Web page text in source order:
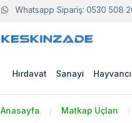
Whatsapp Sipariş: 0530 508
Hırdavat Sanayi
Anasayfa Matkap Uçları